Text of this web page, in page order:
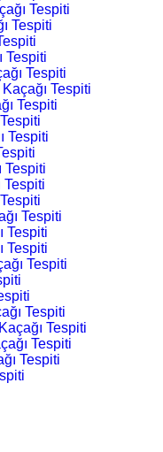
Tespiti
Tespiti
Tespiti
Tespiti
Tespiti
Tespiti
Tespiti
Tespiti
Tespiti
Tespiti
Tespiti
Tespiti
Tespiti
Tespiti
Tespiti
Tespiti
Tespiti